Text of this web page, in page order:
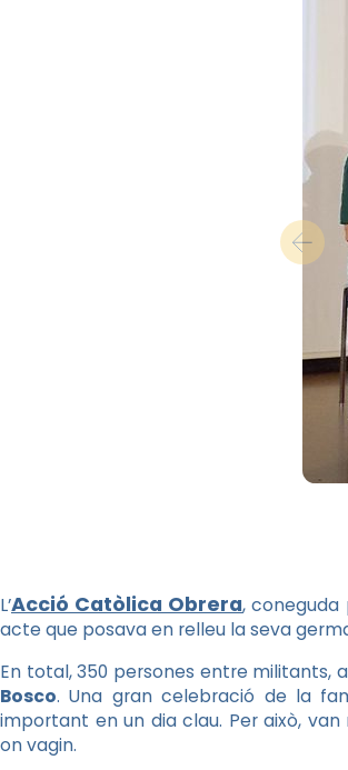
L’Acció Catòlica Obrera, coneguda
acte que posava en relleu la seva
En total, 350 persones entre militants,
Bosco. Una gran celebració de la
important en un dia clau. Per això,
on vagin.